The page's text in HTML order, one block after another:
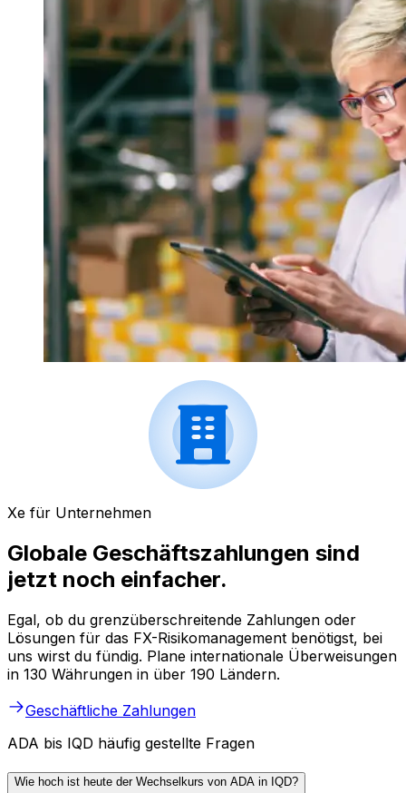
Xe für Unternehmen
Globale Geschäftszahlungen sind
jetzt noch einfacher.
Egal, ob du grenzüberschreitende Zahlungen oder
Lösungen für das FX-Risikomanagement benötigst, bei
uns wirst du fündig. Plane internationale Überweisungen
in 130 Währungen in über 190 Ländern.
Geschäftliche Zahlungen
ADA bis IQD häufig gestellte Fragen
Wie hoch ist heute der Wechselkurs von ADA in IQD?